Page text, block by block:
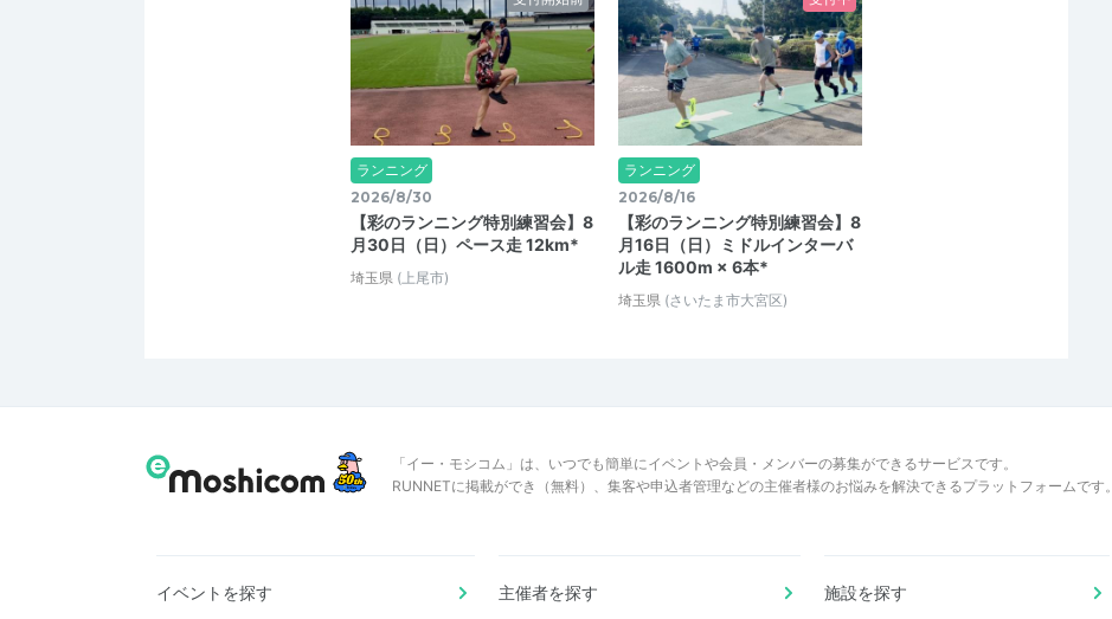
ランニング
2026/8/30
【彩のランニング特別練習会】8
月30日（日）ペース走 12km*
埼玉県 (上尾市)
ランニング
2026/8/16
【彩のランニング特別練習会】8
月16日（日）ミドルインターバ
ル走 1600m × 6本*
埼玉県 (さいたま市大宮区)
「イー・モシコム」は、いつでも簡単にイベントや会員・メンバーの募集ができるサービスです。
RUNNETに掲載ができ（無料）、集客や申込者管理などの主催者様のお悩みを解決できるプラットフォームです。
イベントを探す 主催者を探す 施設を探す